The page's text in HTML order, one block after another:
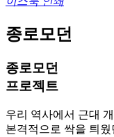
종로모던
종로모던
프로젝트
우리 역사에서 근대
본격적으로 싹을 틔